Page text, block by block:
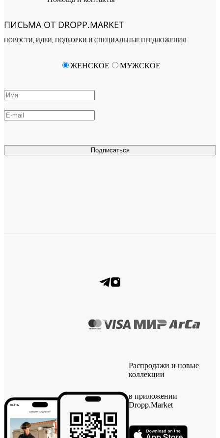
ПИСЬМА ОТ DROPP.MARKET
НОВОСТИ, ИДЕИ, ПОДБОРКИ И СПЕЦИАЛЬНЫЕ ПРЕДЛОЖЕНИЯ
Подписаться
ЖЕНСКОЕ МУЖСКОЕ
Распродажи и новые
коллекции
в приложении
Dropp.Market